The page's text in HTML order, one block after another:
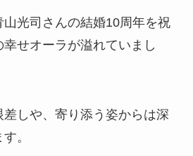
光司さんの結婚10周年を祝
せオーラが溢れていまし
しや、寄り添う姿からは深
。